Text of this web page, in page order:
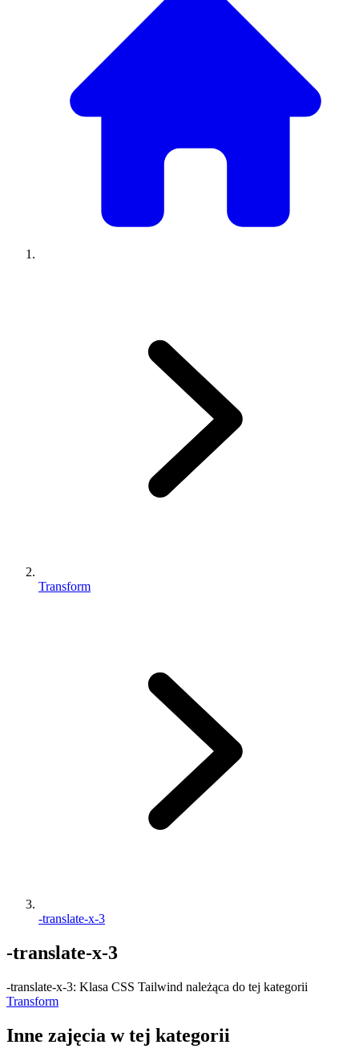
Transform
-translate-x-3
-translate-x-3
-translate-x-3: Klasa CSS Tailwind należąca do tej kategorii
Transform
Inne zajęcia w tej kategorii